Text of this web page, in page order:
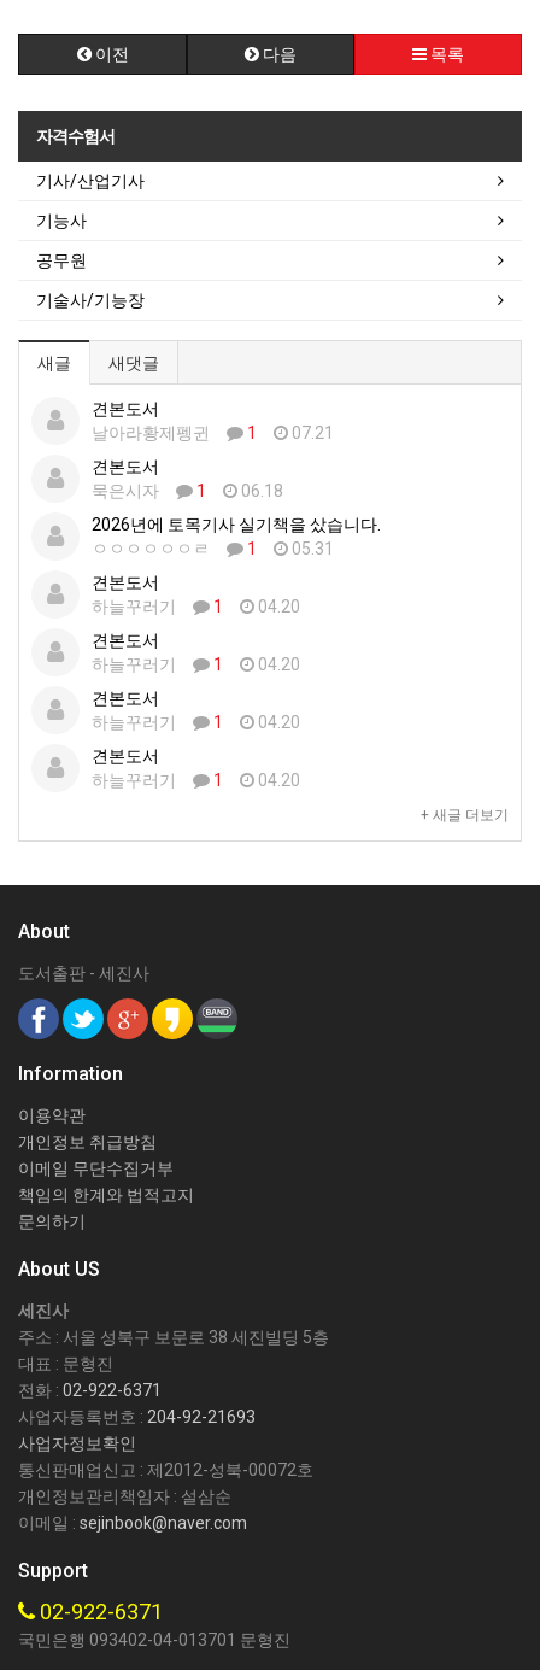
이전 다음 목록
자격수험서
기사/산업기사
기능사
공무원
기술사/기능장
새글 새댓글
견본도서
날아라황제펭귄
1
07.21
견본도서
묵은시자
1
06.18
2026년에 토목기사 실기책을 샀습니다.
ㅇㅇㅇㅇㅇㅇㄹ
1
05.31
견본도서
하늘꾸러기
1
04.20
견본도서
하늘꾸러기
1
04.20
견본도서
하늘꾸러기
1
04.20
견본도서
하늘꾸러기
1 04.20
+ 새글 더보기
About
도서출판 - 세진사
Information
이용약관
개인정보 취급방침
이메일 무단수집거부
책임의 한계와 법적고지
문의하기
About US
세진사
주소 : 서울 성북구 보문로 38 세진빌딩 5층
대표 : 문형진
전화 : 02-922-6371
사업자등록번호 : 204-92-21693
사업자정보확인
통신판매업신고 : 제2012-성북-00072호
개인정보관리책임자 : 설삼순
이메일 : sejinbook@naver.com
Support
02-922-6371
국민은행 093402-04-013701 문형진